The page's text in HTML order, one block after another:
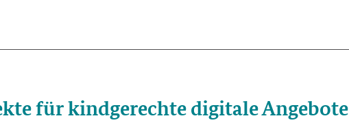
für kindgerechte digitale Angebote